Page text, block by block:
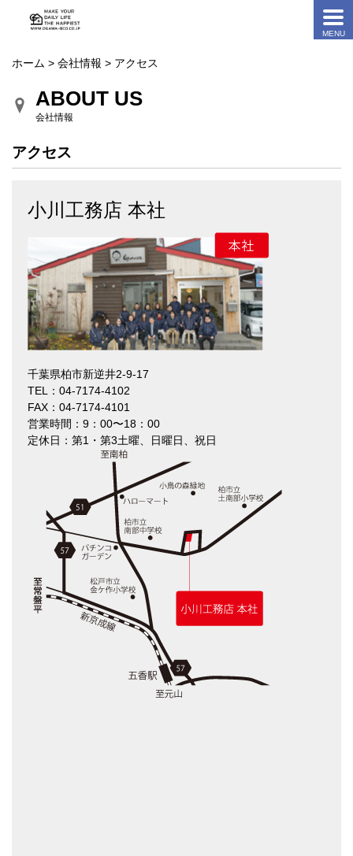
ホーム > 会社情報 > アクセス
ABOUT US
会社情報
アクセス
小川工務店 本社
千葉県柏市新逆井2-9-17
TEL：04-7174-4102
FAX：04-7174-4101
営業時間：9：00〜18：00
定休日：第1・第3土曜、日曜日、祝日